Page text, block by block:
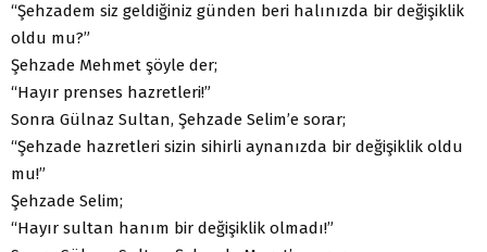
“Şehzadem siz geldiğiniz günden beri halınızda bir değişiklik
oldu mu?”
Şehzade Mehmet şöyle der;
“Hayır prenses hazretleri!”
Sonra Gülnaz Sultan, Şehzade Selim’e sorar;
“Şehzade hazretleri sizin sihirli aynanızda bir değişiklik oldu
mu!”
Şehzade Selim;
“Hayır sultan hanım bir değişiklik olmadı!”